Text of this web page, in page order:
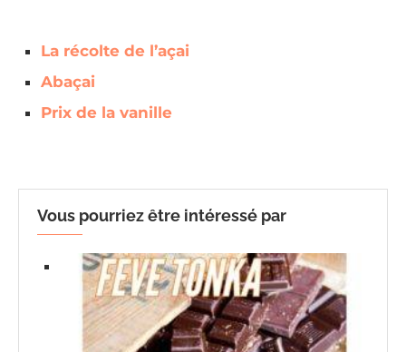
La récolte de l’açai
Abaçai
Prix de la vanille
Vous pourriez être intéressé par